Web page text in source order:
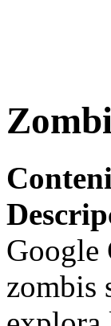
Google
zombis